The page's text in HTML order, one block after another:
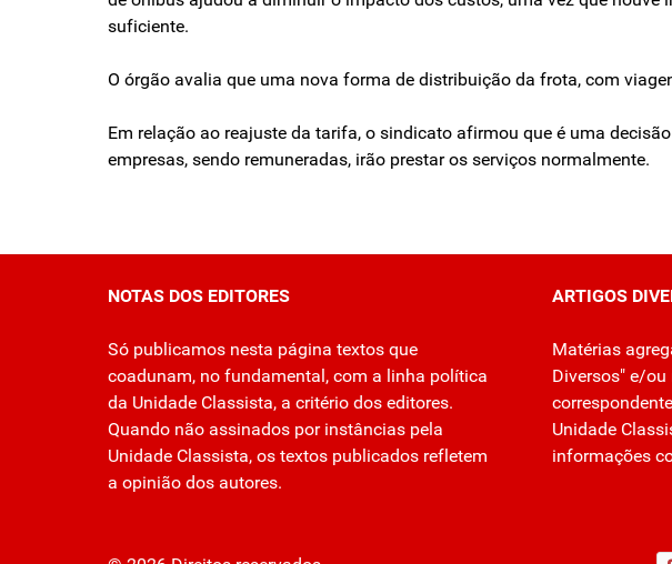
suficiente.
O órgão avalia que uma nova forma de distribuição da frota, com
Em relação ao reajuste da tarifa, o sindicato afirmou que é uma
empresas, sendo remuneradas, irão prestar os serviços normalmente.
NOTAS DOS EDITORES
Só publicamos nesta página textos que
coadunam, no fundamental, com a linha política
da Unidade Classista, a critério dos editores.
Quando não assinados por instâncias pela
Unidade Classista, os textos publicados refletem
a opinião dos autores.
ARTIGOS
Matérias
Diversos" e/
Unidade
informações